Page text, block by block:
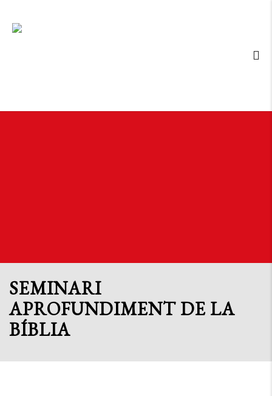
SEMINARI
APROFUNDIMENT DE LA
BÍBLIA